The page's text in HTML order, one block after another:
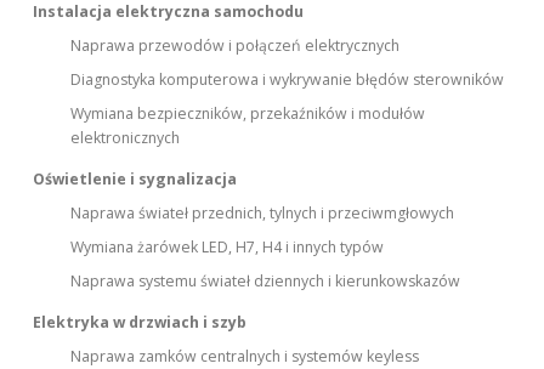
Instalacja elektryczna samochodu
Naprawa przewodów i połączeń elektrycznych
Diagnostyka komputerowa i wykrywanie błędów sterowników
Wymiana bezpieczników, przekaźników i modułów
elektronicznych
Oświetlenie i sygnalizacja
Naprawa świateł przednich, tylnych i przeciwmgłowych
Wymiana żarówek LED, H7, H4 i innych typów
Naprawa systemu świateł dziennych i kierunkowskazów
Elektryka w drzwiach i szyb
Naprawa zamków centralnych i systemów keyless